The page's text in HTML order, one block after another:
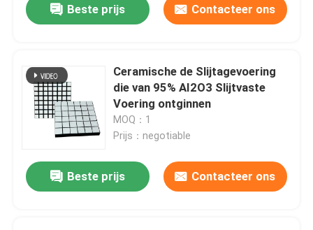
Beste prijs Contacteer ons
Ceramische de Slijtagevoering
die van 95% AI2O3 Slijtvaste
Voering ontginnen
MOQ：1
Prijs：negotiable
Beste prijs Contacteer ons